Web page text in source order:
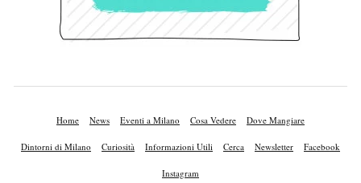
Home News Eventi a Milano Cosa Vedere Dove Mangiare
Dintorni di Milano Curiosità Informazioni Utili Cerca Newsletter Facebook
Instagram